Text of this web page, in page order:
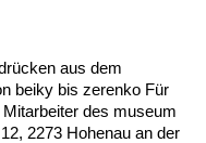
aus dem
beiky bis zerenko Für
des museum
2273 Hohenau an der